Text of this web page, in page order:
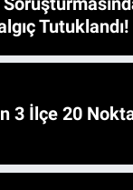
Tutuklandı!